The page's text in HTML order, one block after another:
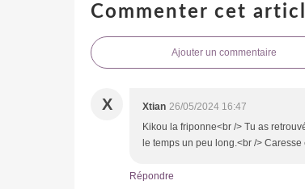
Commenter cet
Ajouter un commentaire
X Xtian 26/05/2024 16:47
Kikou la friponne<br /> Tu as
le temps un peu long.<br /> Caresse
Répondre